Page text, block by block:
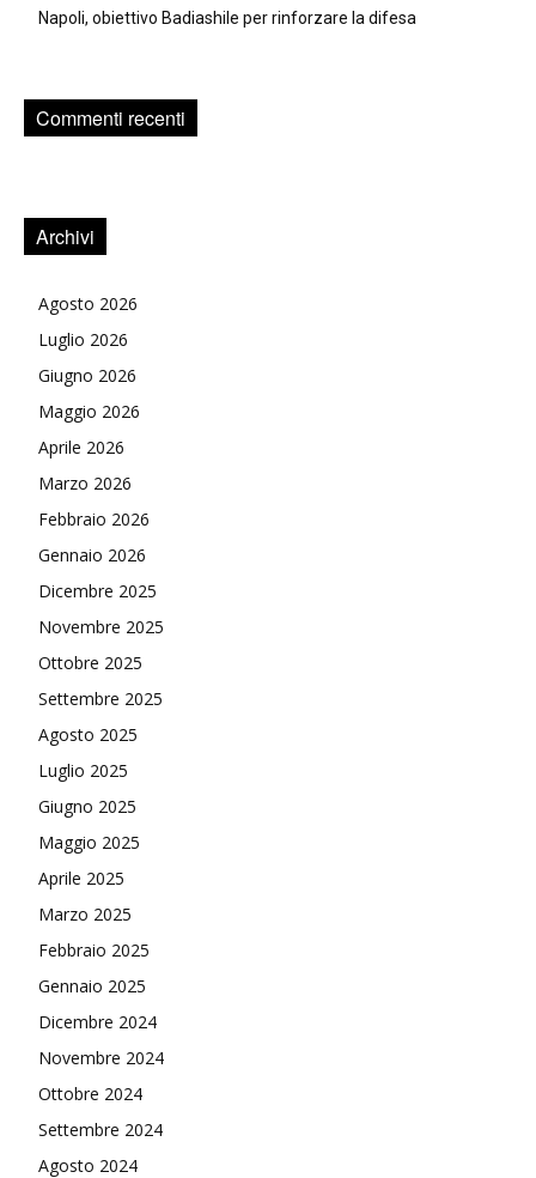
Napoli, obiettivo Badiashile per rinforzare la difesa
Commenti recenti
Archivi
Agosto 2026
Luglio 2026
Giugno 2026
Maggio 2026
Aprile 2026
Marzo 2026
Febbraio 2026
Gennaio 2026
Dicembre 2025
Novembre 2025
Ottobre 2025
Settembre 2025
Agosto 2025
Luglio 2025
Giugno 2025
Maggio 2025
Aprile 2025
Marzo 2025
Febbraio 2025
Gennaio 2025
Dicembre 2024
Novembre 2024
Ottobre 2024
Settembre 2024
Agosto 2024